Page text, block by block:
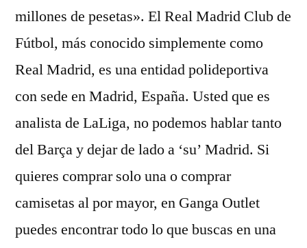
millones de pesetas». El Real Madrid Club de
Fútbol, más conocido simplemente como
Real Madrid, es una entidad polideportiva
con sede en Madrid, España. Usted que es
analista de LaLiga, no podemos hablar tanto
del Barça y dejar de lado a ‘su’ Madrid. Si
quieres comprar solo una o comprar
camisetas al por mayor, en Ganga Outlet
puedes encontrar todo lo que buscas en una